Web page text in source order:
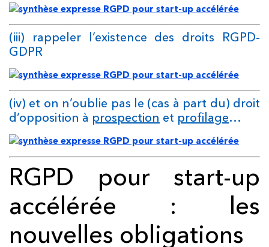
(iii) rappeler l’existence des droits RGPD-
GDPR
(iv) et on n’oublie pas le (cas à part du) droit
d’opposition à prospection et profilage…
RGPD pour start-up
accélérée : les
nouvelles obligations